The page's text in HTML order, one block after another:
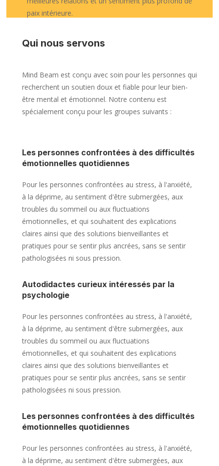
paix intérieure.
Qui nous servons
Mind Beam est conçu avec soin pour les personnes qui
recherchent un soutien doux et fiable pour leur bien-
être mental et émotionnel. Notre contenu est
spécialement conçu pour les groupes suivants :
Les personnes confrontées à des difficultés
émotionnelles quotidiennes
Pour les personnes confrontées au stress, à l'anxiété,
à la déprime, au sentiment d'être submergées, aux
troubles du sommeil ou aux fluctuations
émotionnelles, et qui souhaitent des explications
claires ainsi que des solutions bienveillantes et
pratiques pour se sentir plus ancrées, sans se sentir
pathologisées ni sous pression.
Autodidactes curieux intéressés par la
psychologie
Pour les personnes confrontées au stress, à l'anxiété,
à la déprime, au sentiment d'être submergées, aux
troubles du sommeil ou aux fluctuations
émotionnelles, et qui souhaitent des explications
claires ainsi que des solutions bienveillantes et
pratiques pour se sentir plus ancrées, sans se sentir
pathologisées ni sous pression.
Les personnes confrontées à des difficultés
émotionnelles quotidiennes
Pour les personnes confrontées au stress, à l'anxiété,
à la déprime, au sentiment d'être submergées, aux